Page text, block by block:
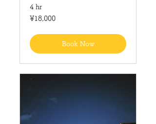
4 hr
18,000
Japanese
¥18,000
Book Now